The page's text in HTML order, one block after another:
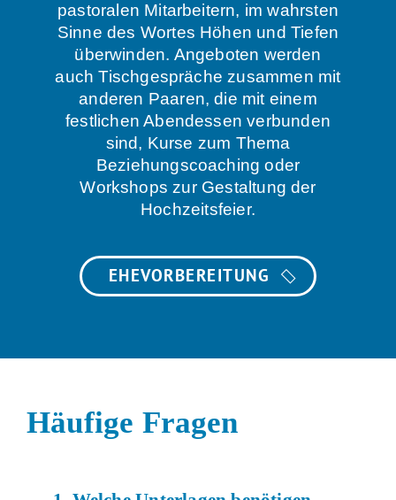
pastoralen Mitarbeitern, im wahrsten
Sinne des Wortes Höhen und Tiefen
überwinden. Angeboten werden
auch Tischgespräche zusammen mit
anderen Paaren, die mit einem
festlichen Abendessen verbunden
sind, Kurse zum Thema
Beziehungscoaching oder
Workshops zur Gestaltung der
Hochzeitsfeier.
EHEVORBEREITUNG
Häufige Fragen